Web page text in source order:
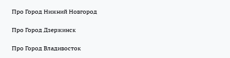
Про Город Нижний Новгород
Про Город Дзержинск
Про Город Владивосток